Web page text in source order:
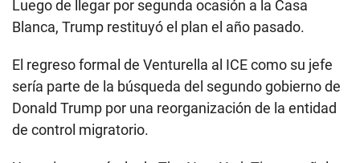
Luego de llegar por segunda ocasión a la Casa
Blanca, Trump restituyó el plan el año pasado.
El regreso formal de Venturella al ICE como su jefe
sería parte de la búsqueda del segundo gobierno de
Donald Trump por una reorganización de la entidad
de control migratorio.